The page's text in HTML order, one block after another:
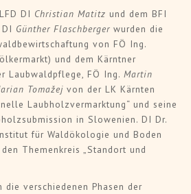
DI Christian Matitz und dem BFI
Günther Flaschberger wurden die
von FÖ Ing.
und dem Kärntner
Laubwaldpflege, FÖ Ing. Martin
Tomažej von der LK Kärnten
Laubholzvermarktung“ und seine
in Slowenien. DI Dr.
für Waldökologie und Boden
Themenkreis „Standort und
die verschiedenen Phasen der